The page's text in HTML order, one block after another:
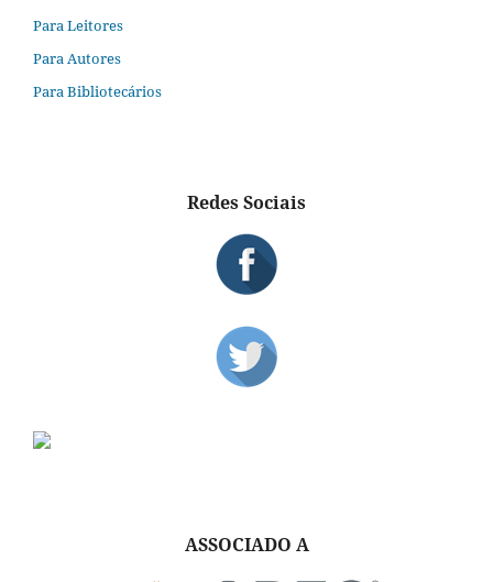
Para Leitores
Para Autores
Para Bibliotecários
Redes Sociais
ASSOCIADO A